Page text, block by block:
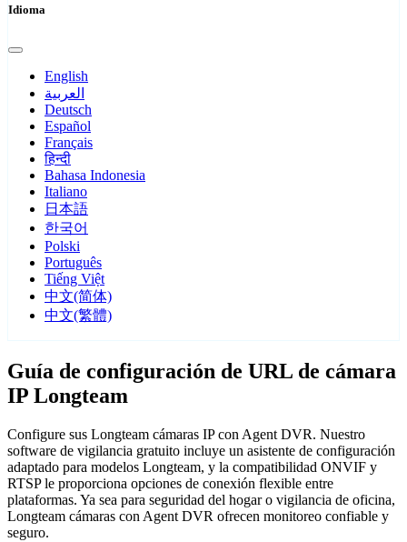
Idioma
English
العربية
Deutsch
Español
Français
हिन्दी
Bahasa Indonesia
Italiano
日本語
한국어
Polski
Português
Tiếng Việt
中文(简体)
中文(繁體)
Guía de configuración de URL de cámara
IP Longteam
Configure sus Longteam cámaras IP con Agent DVR. Nuestro
software de vigilancia gratuito incluye un asistente de configuración
adaptado para modelos Longteam, y la compatibilidad ONVIF y
RTSP le proporciona opciones de conexión flexible entre
plataformas. Ya sea para seguridad del hogar o vigilancia de oficina,
Longteam cámaras con Agent DVR ofrecen monitoreo confiable y
seguro.